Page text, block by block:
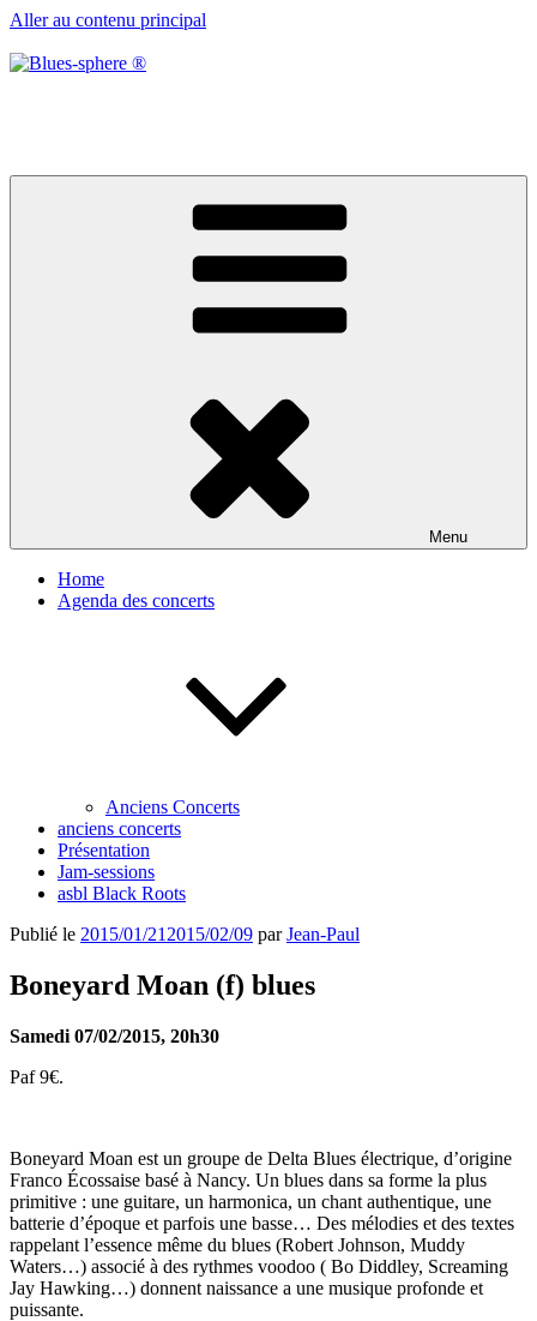
Aller au contenu principal
Menu
Home
Agenda des concerts
Anciens Concerts
anciens concerts
Présentation
Jam-sessions
asbl Black Roots
Publié le 2015/01/21 2015/02/09 parJean-Paul
Boneyard Moan (f) blues
Samedi 07/02/2015, 20h30
Paf 9€.
Boneyard Moan est un groupe de Delta Blues électrique, d’origine
Franco Écossaise basé à Nancy. Un blues dans sa forme la plus
primitive : une guitare, un harmonica, un chant authentique, une
batterie d’époque et parfois une basse… Des mélodies et des textes
rappelant l’essence même du blues (Robert Johnson, Muddy
Waters…) associé à des rythmes voodoo ( Bo Diddley, Screaming
Jay Hawking…) donnent naissance a une musique profonde et
puissante.